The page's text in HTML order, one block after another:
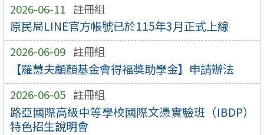
2026-06-11 註冊組
原民局LINE官方帳號已於115年3月正式上線
2026-06-09 註冊組
【羅慧夫顱顏基金會得福獎助學金】申請辦法
2026-06-05 註冊組
路亞國際高級中等學校國際文憑實驗班（IBDP）
特色招生說明會